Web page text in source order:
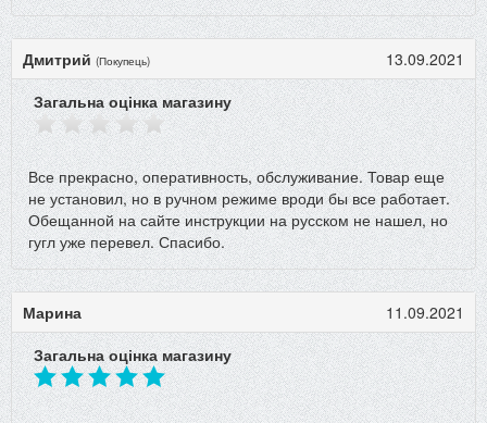
Дмитрий (Покупець)
13.09.2021
Загальна оцінка магазину
Все прекрасно, оперативность, обслуживание. Товар еще
не установил, но в ручном режиме вроди бы все работает.
Обещанной на сайте инструкции на русском не нашел, но
гугл уже перевел. Спасибо.
Марина
11.09.2021
Загальна оцінка магазину